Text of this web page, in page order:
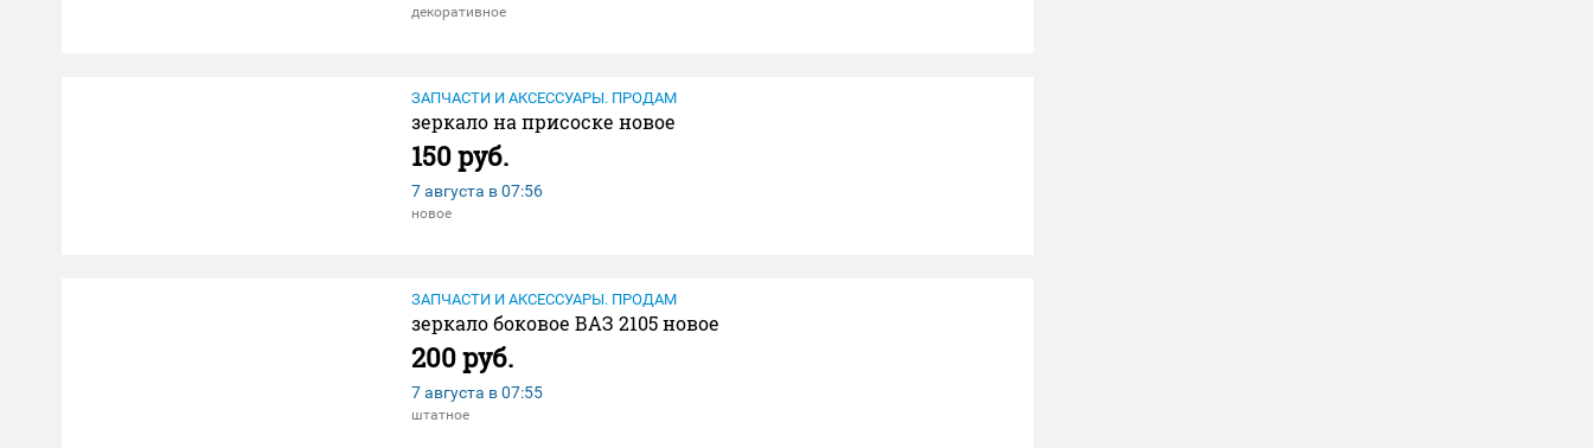
декоративное
ЗАПЧАСТИ И АКСЕССУАРЫ. ПРОДАМ
зеркало на присоске новое
150 руб.
7 августа в07:56
новое
ЗАПЧАСТИ И АКСЕССУАРЫ. ПРОДАМ
зеркало боковое ВАЗ 2105 новое
200 руб.
7 августа в07:55
штатное